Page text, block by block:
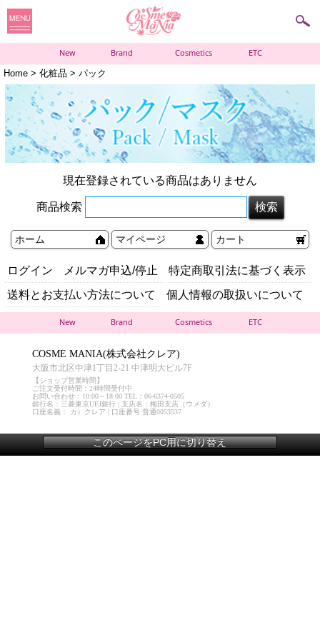
New Brand Cosmetics
ETC
Home > 化粧品 > パック
現在登録されている商品はありません
商品検索
ホーム マイページ カート
ログイン メルマガ申込/停止
特定商取引法に基づく表示
送料とお支払い方法について
個人情報の取扱いについて
New Brand Cosmetics ETC
COSME MANIA(株式会社クレア)
大阪市北区中津1丁目2-21 中津明大ビル7F
【ショップ営業時間】
ご注文受付時間：24時間受付中
お問い合わせ：10:00～18:00 TEL：06-6374-0505
銀行名：三菱東京UFJ銀行 | 支店名：梅田支店（ウメダ）
口座名義： カ）クレア | 口座番号 普通0053537
このページをPC用に切り替え